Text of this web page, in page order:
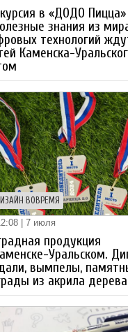
в «ДОДО Пицца»
знания из
технологий
Каменска-
ВОВРЕМЯ
| 7 июля
продукция
Уральском.
вымпелы,
из акрила дерева